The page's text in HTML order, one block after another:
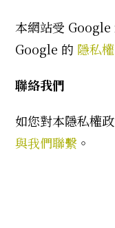
本網站受
Google 的 隱私
聯絡我們
如您對本隱私權
與我們聯繫 。